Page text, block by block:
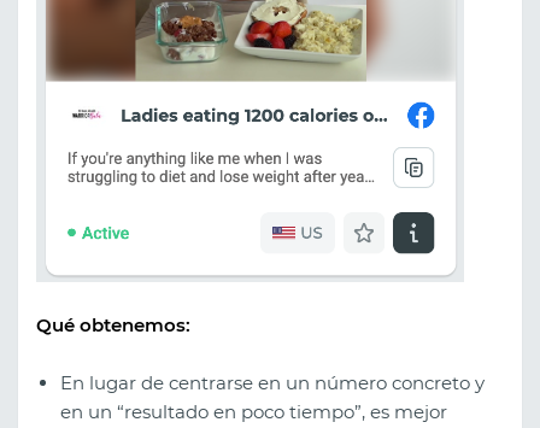
Qué obtenemos:
En lugar de centrarse en un número concreto y
en un “resultado en poco tiempo”, es mejor